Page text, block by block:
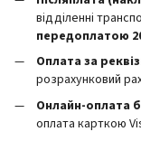
відділенні
передоплатою
Оплата за
розрахунковий
Онлайн-оплата
оплата карткою